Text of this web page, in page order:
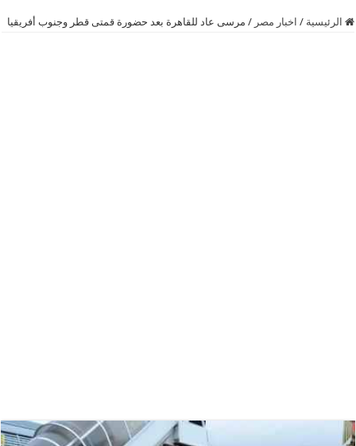
الرئيسية / اخبار مصر / مرسى عاد للقاهرة بعد حضورة قمتى قطر وجنوب أفريقيا